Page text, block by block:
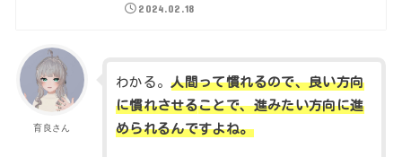
2024.02.18
育良さん
わかる。 人間って慣れるので、良い方向
に慣れさせることで、進みたい方向に進
められるんですよね。